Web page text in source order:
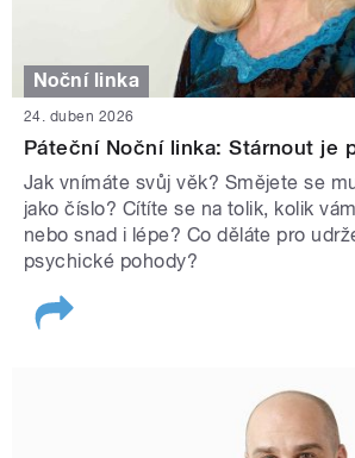
Noční linka
24. duben 2026
Páteční Noční linka: Stárnout je
Jak vnímáte svůj věk? Smějete se
jako číslo? Cítíte se na tolik, kolik
nebo snad i lépe? Co děláte pro
psychické pohody?